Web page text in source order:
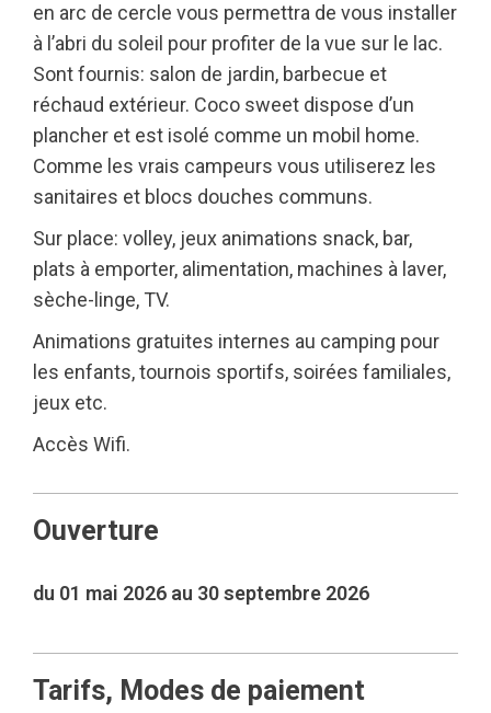
en arc de cercle vous permettra de vous installer
à l’abri du soleil pour profiter de la vue sur le lac.
Sont fournis: salon de jardin, barbecue et
réchaud extérieur. Coco sweet dispose d’un
plancher et est isolé comme un mobil home.
Comme les vrais campeurs vous utiliserez les
sanitaires et blocs douches communs.
Sur place: volley, jeux animations snack, bar,
plats à emporter, alimentation, machines à laver,
sèche-linge, TV.
Animations gratuites internes au camping pour
les enfants, tournois sportifs, soirées familiales,
jeux etc.
Accès Wifi.
Ouverture
du 01 mai 2026 au 30 septembre 2026
Tarifs, Modes de paiement